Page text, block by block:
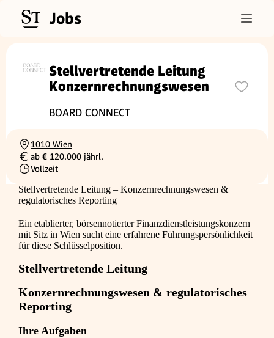
Jobs
Stellvertretende Leitung
Konzernrechnungswesen
BOARD CONNECT
Ortschaft
1010 Wien
Gehalt
ab € 120.000 jährl.
Beschäftigungsart
Vollzeit
Stellvertretende Leitung – Konzernrechnungswesen &
regulatorisches Reporting
Ein etablierter, börsennotierter Finanzdienstleistungskonzern
mit Sitz in Wien sucht eine erfahrene Führungspersönlichkeit
für diese Schlüsselposition.
Stellvertretende Leitung
Konzernrechnungswesen & regulatorisches
Reporting
Ihre Aufgaben